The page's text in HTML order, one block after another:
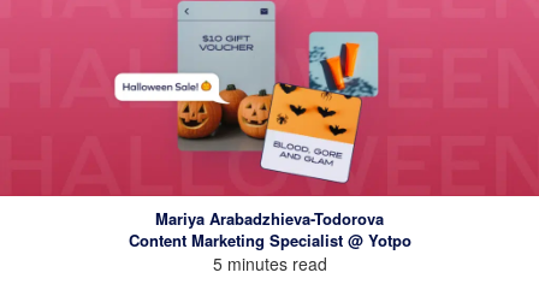
Mariya Arabadzhieva-Todorova
Content Marketing Specialist @ Yotpo
5 minutes read